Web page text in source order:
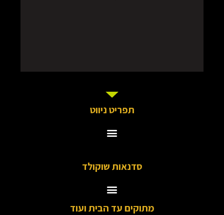
תפריט ניווט
סדנאות שוקולד
מתוקים עד הבית ועוד